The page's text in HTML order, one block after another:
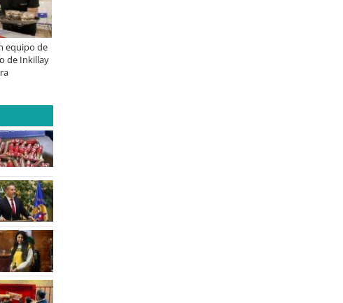
JAC renueva el Sunray y se convierte
en el minibús con la mejor relación